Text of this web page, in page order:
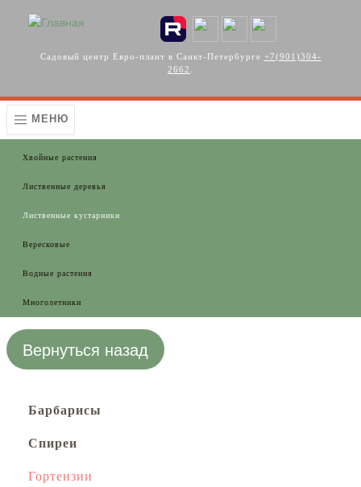
Садовый центр Евро-плант в Санкт-Петербурге +7(901)304-
2662
МЕНЮ
Хвойные растения
Лиственные деревья
Лиственные кустарники
Вересковые
Водные растения
Многолетники
Вернуться назад
Барбарисы
Спиреи
Гортензии